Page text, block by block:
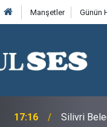
Manşetler Günün
17:16 Silivri